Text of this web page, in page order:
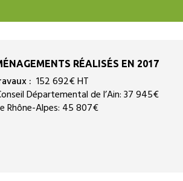
RÉALISÉS EN 2017
: 152 692€ HT
Départemental de l’Ain: 37 945€
Rhône-Alpes: 45 807€